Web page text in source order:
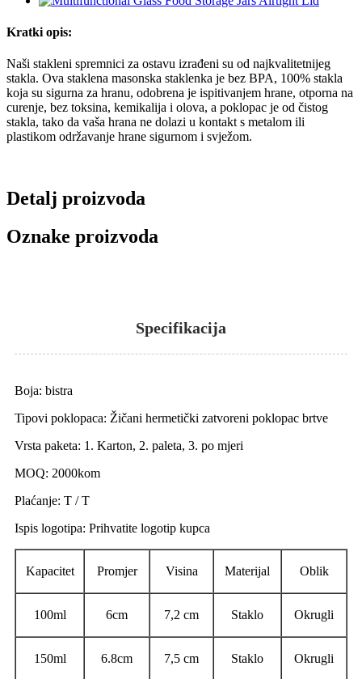
Kratki opis:
Naši stakleni spremnici za ostavu izrađeni su od najkvalitetnijeg
stakla. Ova staklena masonska staklenka je bez BPA, 100% stakla
koja su sigurna za hranu, odobrena je ispitivanjem hrane, otporna na
curenje, bez toksina, kemikalija i olova, a poklopac je od čistog
stakla, tako da vaša hrana ne dolazi u kontakt s metalom ili
plastikom održavanje hrane sigurnom i svježom.
Detalj proizvoda
Oznake proizvoda
Specifikacija
Boja: bistra
Tipovi poklopaca: Žičani hermetički zatvoreni poklopac brtve
Vrsta paketa: 1. Karton, 2. paleta, 3. po mjeri
MOQ: 2000kom
Plaćanje: T / T
Ispis logotipa: Prihvatite logotip kupca
Kapacitet Promjer Visina Materijal Oblik
100ml 6cm 7,2 cm Staklo Okrugli
150ml 6.8cm 7,5 cm Staklo Okrugli